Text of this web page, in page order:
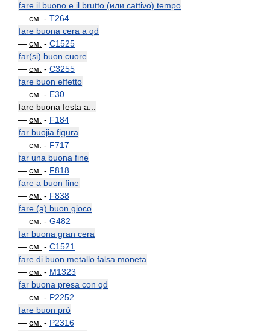
fare il buono e il brutto (или cattivo) tempo
— см. - T264
fare buona cera a qd
— см. - C1525
far(si) buon cuore
— см. - C3255
fare buon effetto
— см. - E30
fare buona festa a...
— см. - F184
far buojia figura
— см. - F717
far una buona fine
— см. - F818
fare a buon fine
— см. - F838
fare (a) buon gioco
— см. - G482
far buona gran cera
— см. - C1521
fare di buon metallo falsa moneta
— см. - M1323
far buona presa con qd
— см. - P2252
fare buon prò
— см. - P2316